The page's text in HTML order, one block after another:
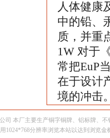
人体健康
中的铅、
质，并重
1W 对于
常把EuP
在于设计
境的冲
司 本厂主要生产铜字铜牌、铝标牌、
1024*768分辨率浏览本站以达到浏览